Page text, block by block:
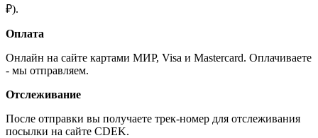
₽).
Оплата
Онлайн на сайте картами МИР, Visa и Mastercard. Оплачиваете
- мы отправляем.
Отслеживание
После отправки вы получаете трек-номер для отслеживания
посылки на сайте CDEK.